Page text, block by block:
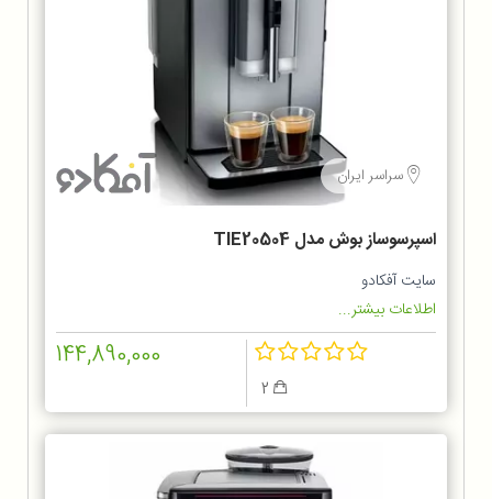
سراسر ایران
اسپرسوساز بوش مدل TIE20504
سایت آفکادو
اطلاعات بیشتر...
144,890,000